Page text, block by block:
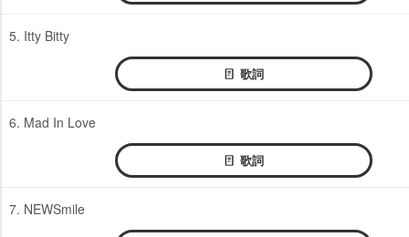
5. Itty Bitty
歌詞
6. Mad In Love
歌詞
7. NEWSmile